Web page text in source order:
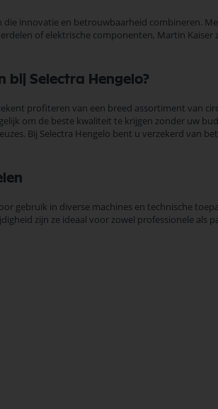
innovatie en betrouwbaarheid combineren.
of elektrische componenten, Martin
bij Selectra Hengelo?
profiteren van een breed assortiment van
om de beste kwaliteit te krijgen zonder uw
Bij Selectra Hengelo bent u verzekerd van
gebruik in diverse machines en technische
zijn ze ideaal voor zowel professionele